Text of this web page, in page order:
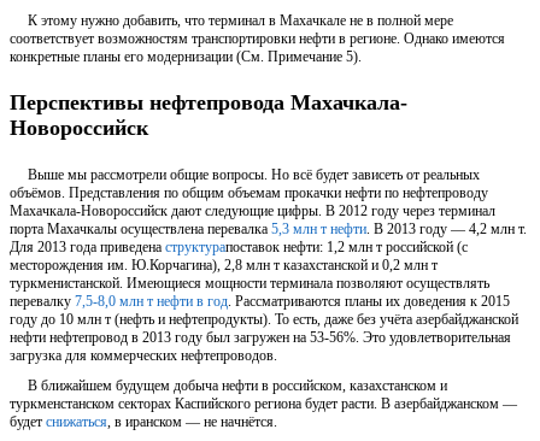
К этому нужно добавить, что терминал в Махачкале не в полной мере
соответствует возможностям транспортировки нефти в регионе. Однако имеются
конкретные планы его модернизации (См. Примечание 5).
Перспективы нефтепровода Махачкала-
Новороссийск
Выше мы рассмотрели общие вопросы. Но всё будет зависеть от реальных
объёмов. Представления по общим объемам прокачки нефти по нефтепроводу
Махачкала-Новороссийск дают следующие цифры. В 2012 году через терминал
порта Махачкалы осуществлена перевалка 5,3 млн т нефти . В 2013 году — 4,2 млн т.
Для 2013 года приведена структурапоставок нефти: 1,2 млн т российской (с
месторождения им. Ю.Корчагина), 2,8 млн т казахстанской и 0,2 млн т
туркменистанской. Имеющиеся мощности терминала позволяют осуществлять
перевалку 7,5-8,0 млн т нефти в год . Рассматриваются планы их доведения к 2015
году до 10 млн т (нефть и нефтепродукты). То есть, даже без учёта азербайджанской
нефти нефтепровод в 2013 году был загружен на 53-56%. Это удовлетворительная
загрузка для коммерческих нефтепроводов.
В ближайшем будущем добыча нефти в российском, казахстанском и
туркменстанском секторах Каспийского региона будет расти. В азербайджанском —
будет снижаться , в иранском — не начнётся.